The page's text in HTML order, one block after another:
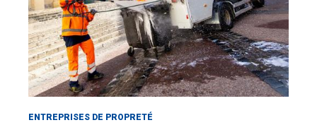
ENTREPRISES DE PROPRETÉ